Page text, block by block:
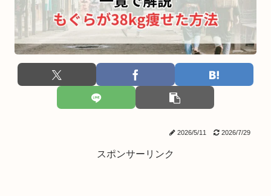
2026/5/11 2026/7/29
スポンサーリンク